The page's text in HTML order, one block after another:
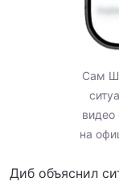
Сам
на
Диб объяснил